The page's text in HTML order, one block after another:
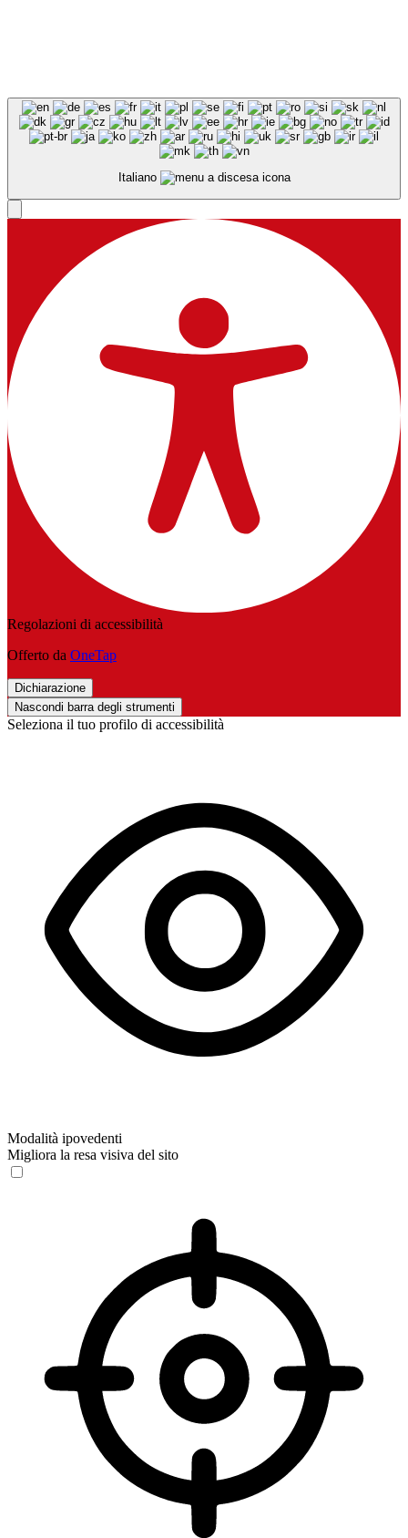
Italiano
Regolazioni di accessibilità
Offerto da OneTap
Dichiarazione
Nascondi barra degli strumenti
Seleziona il tuo profilo di accessibilità
Modalità ipovedenti
Migliora la resa visiva del sito